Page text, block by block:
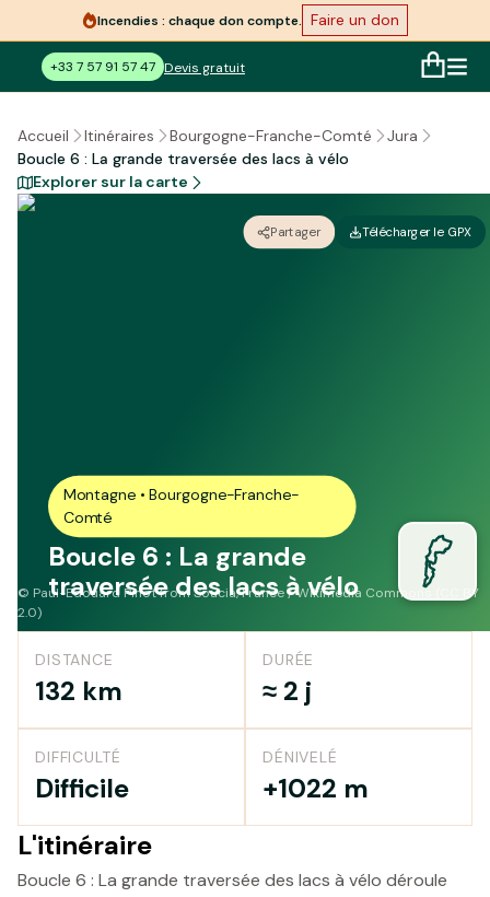
Incendies : chaque don compte. Faire un don
+33 7 57 91 57 47 Devis gratuit
Accueil Itinéraires Bourgogne-Franche-Comté
Jura
Boucle 6 : La grande traversée des lacs à vélo
Explorer sur la carte
Partager Télécharger le GPX
Montagne • Bourgogne-Franche-
Comté
Boucle 6 : La grande
traversée des lacs à vélo
© Paul-Edouard Pinot from Soucia, France / Wikimedia Commons (CC BY
2.0)
DISTANCE
132 km
DURÉE
≈ 2 j
DIFFICULTÉ
Difficile
DÉNIVELÉ
+1022 m
L'itinéraire
Boucle 6 : La grande traversée des lacs à vélo déroule